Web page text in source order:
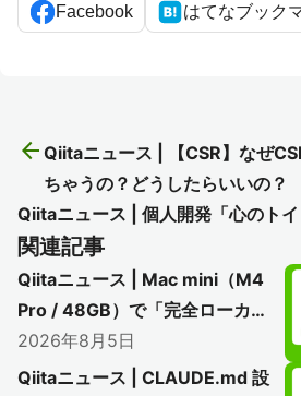
Facebook はてなブック
arrow_back Qiitaニュース | 【CSR】なぜ
ちゃうの？どうしたらいいの？
Qiitaニュース | 個人開発「心のト
関連記事
Qiitaニュース | Mac mini（M4
Pro / 48GB）で「完全ローカ
ル」のLLM + RAG環境を構築し
てみた
2026年8月5日
Qiitaニュース | CLAUDE.md 設